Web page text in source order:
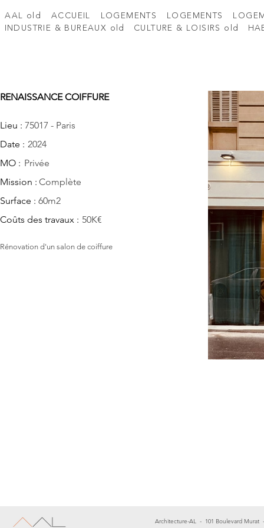
AAL old ACCUEIL LOGEMENTS LOGEMENTS
INDUSTRIE & BUREAUX old
CULTURE & LOISIRS old
Rénovation d'un salon de coiffure
RENAISSANCE COIFFURE
75017 - Paris
2024
Privée
Complète
60m2
Lieu :
Date :
MO :
Mission :
Surface :
Coûts des travaux : 50K€
Architecture-AL - 101 Boulevard